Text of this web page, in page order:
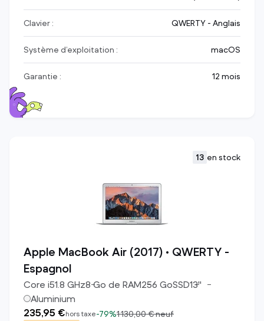
Clavier : QWERTY - Anglais
Système d’exploitation : macOS
Garantie : 12 mois
13 en stock
Apple MacBook Air (2017) • QWERTY -
Espagnol
Core i51.8 GHz8Go de RAM256 GoSSD13"
Aluminium
235,95 €hors taxe-79%1 130,00 €neuf